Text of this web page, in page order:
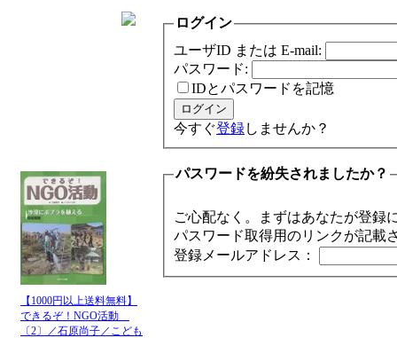
【1000円以上送料無料】
できるぞ！NGO活動
〔2〕／石原尚子／こども
ログイン
ユーザID または E-mail:
パスワード:
IDとパスワードを記憶
今すぐ登録しませんか？
パスワードを紛失されましたか？
ご心配なく。まずはあなたが登録
パスワード取得用のリンクが記載
登録メールアドレス：